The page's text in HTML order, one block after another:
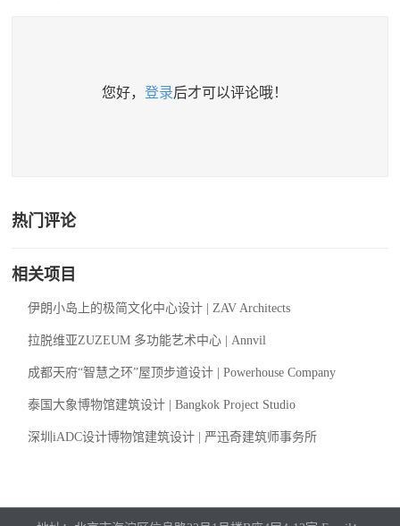
您好， 登录后才可以评论哦！
热门评论
相关项目
伊朗小岛上的极简文化中心设计 | ZAV Architects
拉脱维亚ZUZEUM 多功能艺术中心 | Annvil
成都天府“智慧之环”屋顶步道设计 | Powerhouse Company
泰国大象博物馆建筑设计 | Bangkok Project Studio
深圳iADC设计博物馆建筑设计 | 严迅奇建筑师事务所